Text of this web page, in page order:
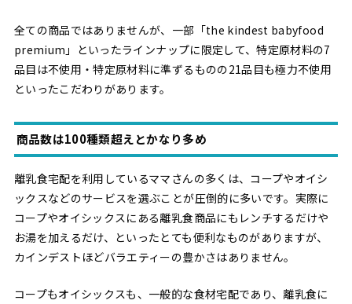
全ての商品ではありませんが、一部「the kindest babyfood
premium」といったラインナップに限定して、特定原材料の7
品目は不使用・特定原材料に準ずるものの21品目も極力不使用
といったこだわりがあります。
商品数は100種類超えとかなり多め
離乳食宅配を利用しているママさんの多くは、コープやオイシ
ックスなどのサービスを選ぶことが圧倒的に多いです。実際に
コープやオイシックスにある離乳食商品にもレンチするだけや
お湯を加えるだけ、といったとても便利なものがありますが、
カインデストほどバラエティーの豊かさはありません。
コープもオイシックスも、一般的な食材宅配であり、離乳食に